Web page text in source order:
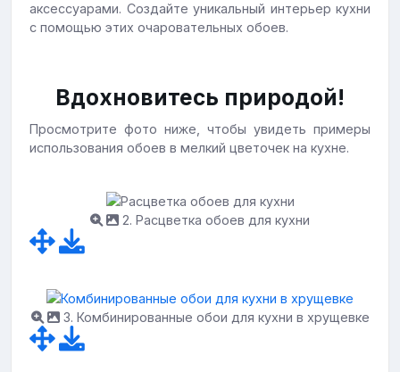
аксессуарами. Создайте уникальный интерьер кухни
с помощью этих очаровательных обоев.
Вдохновитесь природой!
Просмотрите фото ниже, чтобы увидеть примеры
использования обоев в мелкий цветочек на кухне.
2. Расцветка обоев для кухни
3. Комбинированные обои для кухни в хрущевке